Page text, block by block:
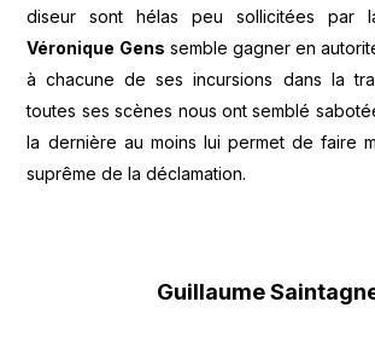
diseur sont hélas peu sollicitées par
Véronique Gens semble gagner en
à chacune de ses incursions dans la
toutes ses scènes nous ont semblé
la dernière au moins lui permet de faire
suprême de la déclamation.
Guillaume